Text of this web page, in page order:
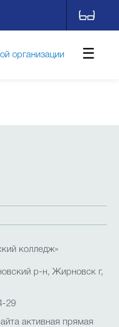
организации
Контакты
колледж»
р-н, Жирновск г,
29
активная прямая